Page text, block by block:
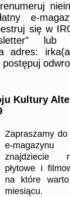
e-
się w
adres:
Kultury
Zapraszamy
e-
znajdziecie
płytowe i
na które
miesiącu.